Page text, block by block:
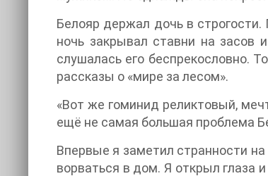
Белояр держал дочь в
ночь закрывал ставни на
слушалась его беспрекословно.
рассказы о «мире за лесом».
«Вот же гоминид реликтовый,
ещё не самая большая проблема
Впервые я заметил странности
ворваться в дом. Я открыл глаза